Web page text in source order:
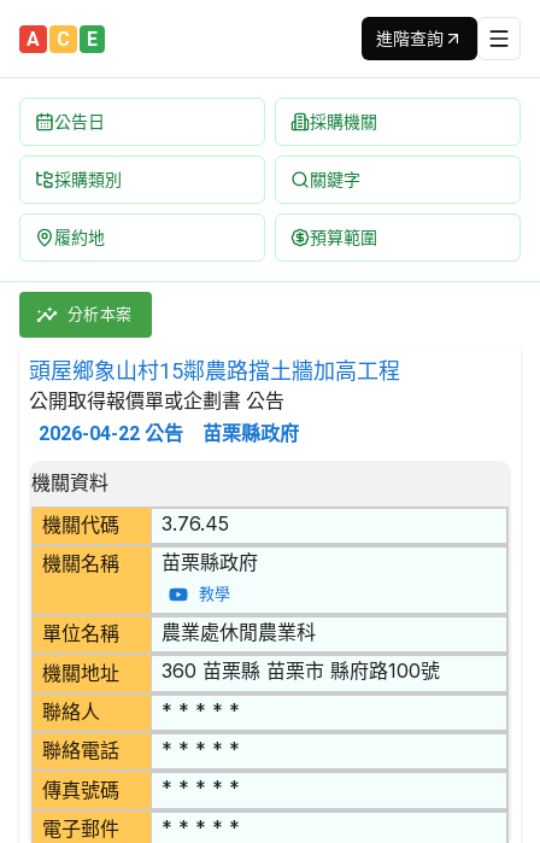
A C E 進階查詢
公告日 採購機關
採購類別 關鍵字
履約地 預算範圍
頭屋鄉象山村15鄰農路擋土牆加高工程 招標公告 | 案號：
採購類別：工程類 其他土木工程 | 招標方式：公開取得報
分析本案
頭屋鄉象山村15鄰農路擋土牆加高工程
公開取得報價單或企劃書 公告
2026-04-22 公告 苗栗縣政府
招標公告詳細內容
機關資料
機關代碼
3.76.45
機關名稱 苗栗縣政府
教學
單位名稱 農業處休閒農業科
機關地址 360 苗栗縣 苗栗市 縣府路100號
聯絡人 * * * * *
聯絡電話 * * * * *
傳真號碼 * * * * *
電子郵件 * * * * *